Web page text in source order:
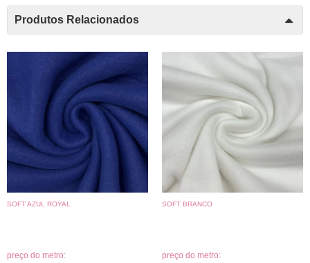
Produtos Relacionados
SOFT AZUL ROYAL
preço do metro:
SOFT BRANCO
preço do metro: